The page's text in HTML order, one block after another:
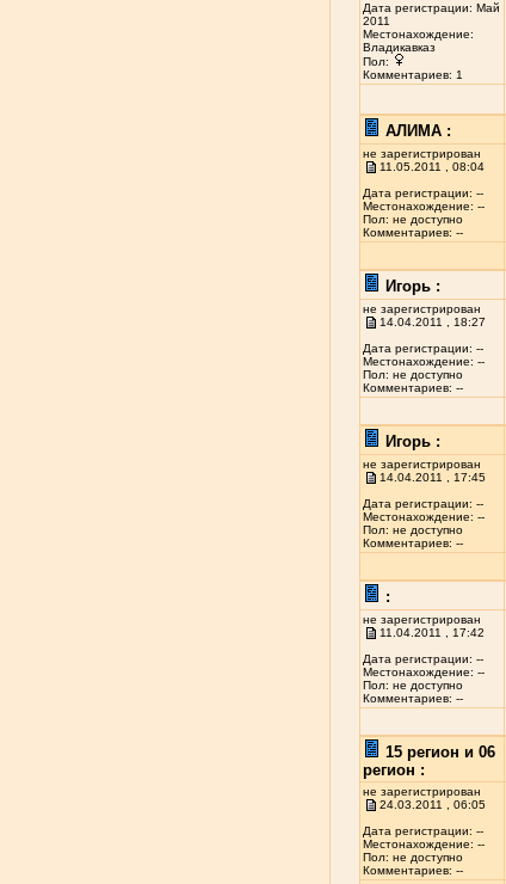
Дата регистрации: Май
2011
Местонахождение:
Владикавказ
Пол:
Комментариев: 1
АЛИМА :
не зарегистрирован
11.05.2011 , 08:04
Дата регистрации: --
Местонахождение: --
Пол: не доступно
Комментариев: --
Игорь :
не зарегистрирован
14.04.2011 , 18:27
Дата регистрации: --
Местонахождение: --
Пол: не доступно
Комментариев: --
Игорь :
не зарегистрирован
14.04.2011 , 17:45
Дата регистрации: --
Местонахождение: --
Пол: не доступно
Комментариев: --
:
не зарегистрирован
11.04.2011 , 17:42
Дата регистрации: --
Местонахождение: --
Пол: не доступно
Комментариев: --
15 регион и 06
регион :
не зарегистрирован
24.03.2011 , 06:05
Дата регистрации: --
Местонахождение: --
Пол: не доступно
Комментариев: --